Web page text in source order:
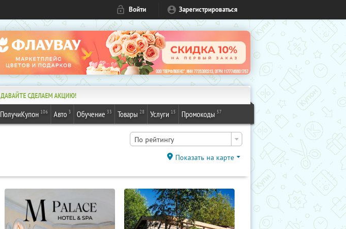
Войти Зарегистрироваться
ДАВАЙТЕ СДЕЛАЕМ АКЦИЮ!
ПолучиКупон 106 Авто 3 Обучение 33 Товары 28 Услуги 15 Промокоды 57
По рейтингу
Показать на карте